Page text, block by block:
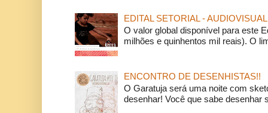
EDITAL SETORIAL - AUDIOVISUAL
O valor global disponível para este
milhões e quinhentos mil reais). O
ENCONTRO DE DESENHISTAS!!
O Garatuja será uma noite com
desenhar! Você que sabe desenhar